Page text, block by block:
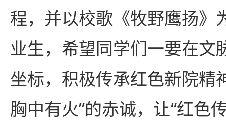
程，并以校歌《牧野鹰扬》
业生，希望同学们一要在文
坐标，积极传承红色新院精
胸中有火”的赤诚，让“红色